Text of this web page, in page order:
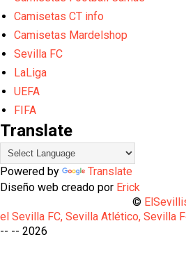
Camisetas CT info
Camisetas Mardelshop
Sevilla FC
LaLiga
UEFA
FIFA
Translate
Powered by
Translate
Diseño web creado por Erick
©
el Sevilla FC, Sevilla Atlético, Sevilla
-- -- 2026